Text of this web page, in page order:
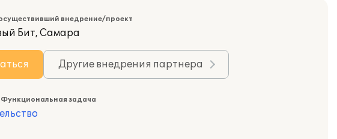
внедрение/проект
Бит, Самара
Другие внедрения партнера
задача